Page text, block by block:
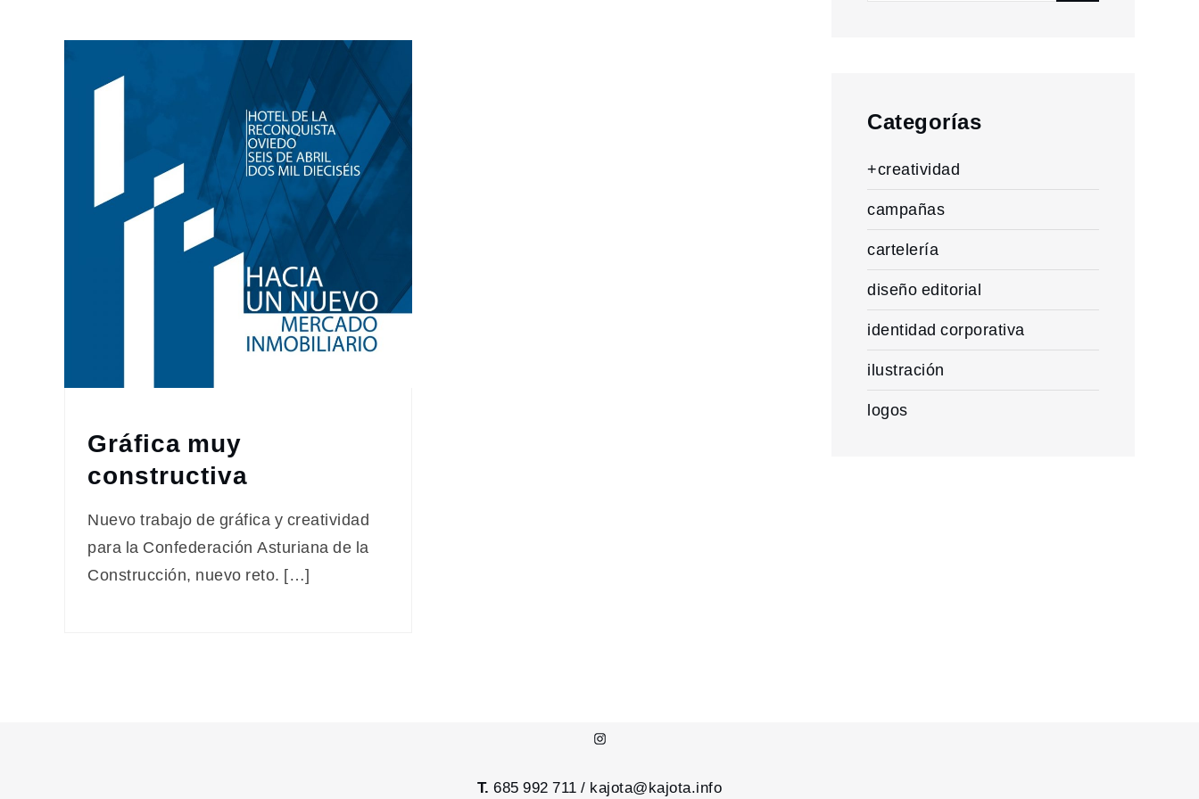
lona
Gráfica muy
constructiva
Nuevo trabajo de gráfica y creatividad
para la Confederación Asturiana de la
Construcción, nuevo reto. […]
Categorías
+creatividad
campañas
cartelería
diseño editorial
identidad corporativa
ilustración
logos
Instagram
T. 685 992 711 / kajota@kajota.info